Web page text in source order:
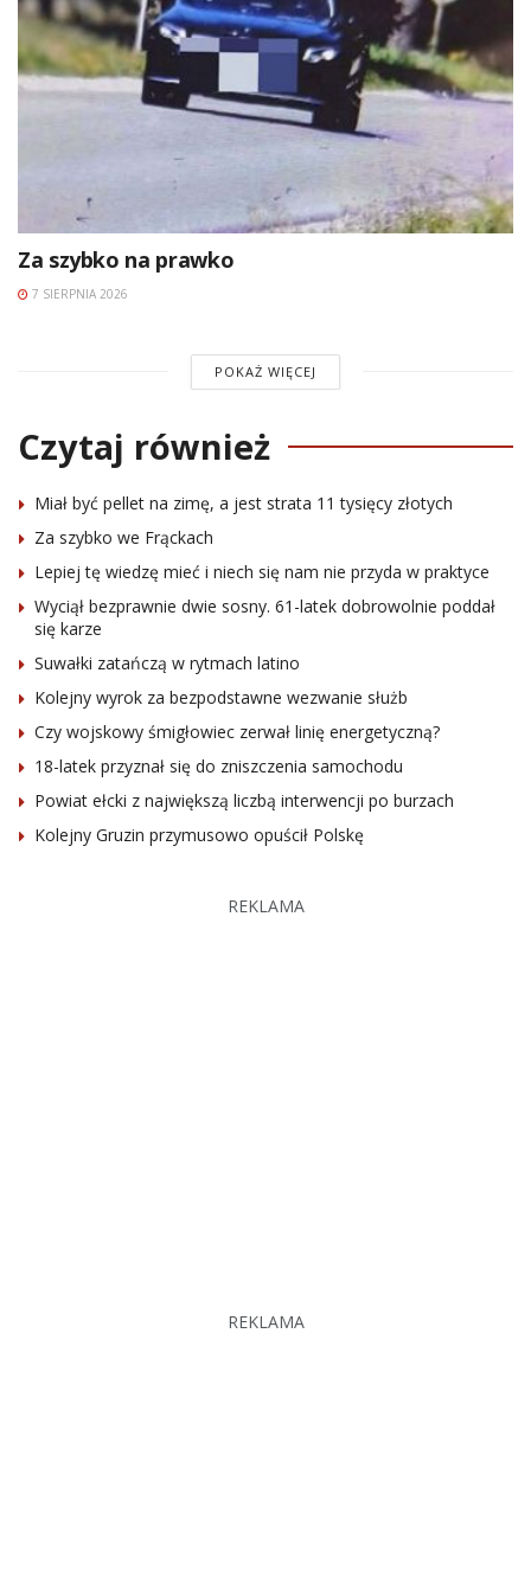
Za szybko na prawko
7 SIERPNIA 2026
POKAŻ WIĘCEJ
Czytaj również
Miał być pellet na zimę, a jest strata 11 tysięcy złotych
Za szybko we Frąckach
Lepiej tę wiedzę mieć i niech się nam nie przyda w praktyce
Wyciął bezprawnie dwie sosny. 61-latek dobrowolnie poddał
się karze
Suwałki zatańczą w rytmach latino
Kolejny wyrok za bezpodstawne wezwanie służb
Czy wojskowy śmigłowiec zerwał linię energetyczną?
18-latek przyznał się do zniszczenia samochodu
Powiat ełcki z największą liczbą interwencji po burzach
Kolejny Gruzin przymusowo opuścił Polskę
REKLAMA
REKLAMA